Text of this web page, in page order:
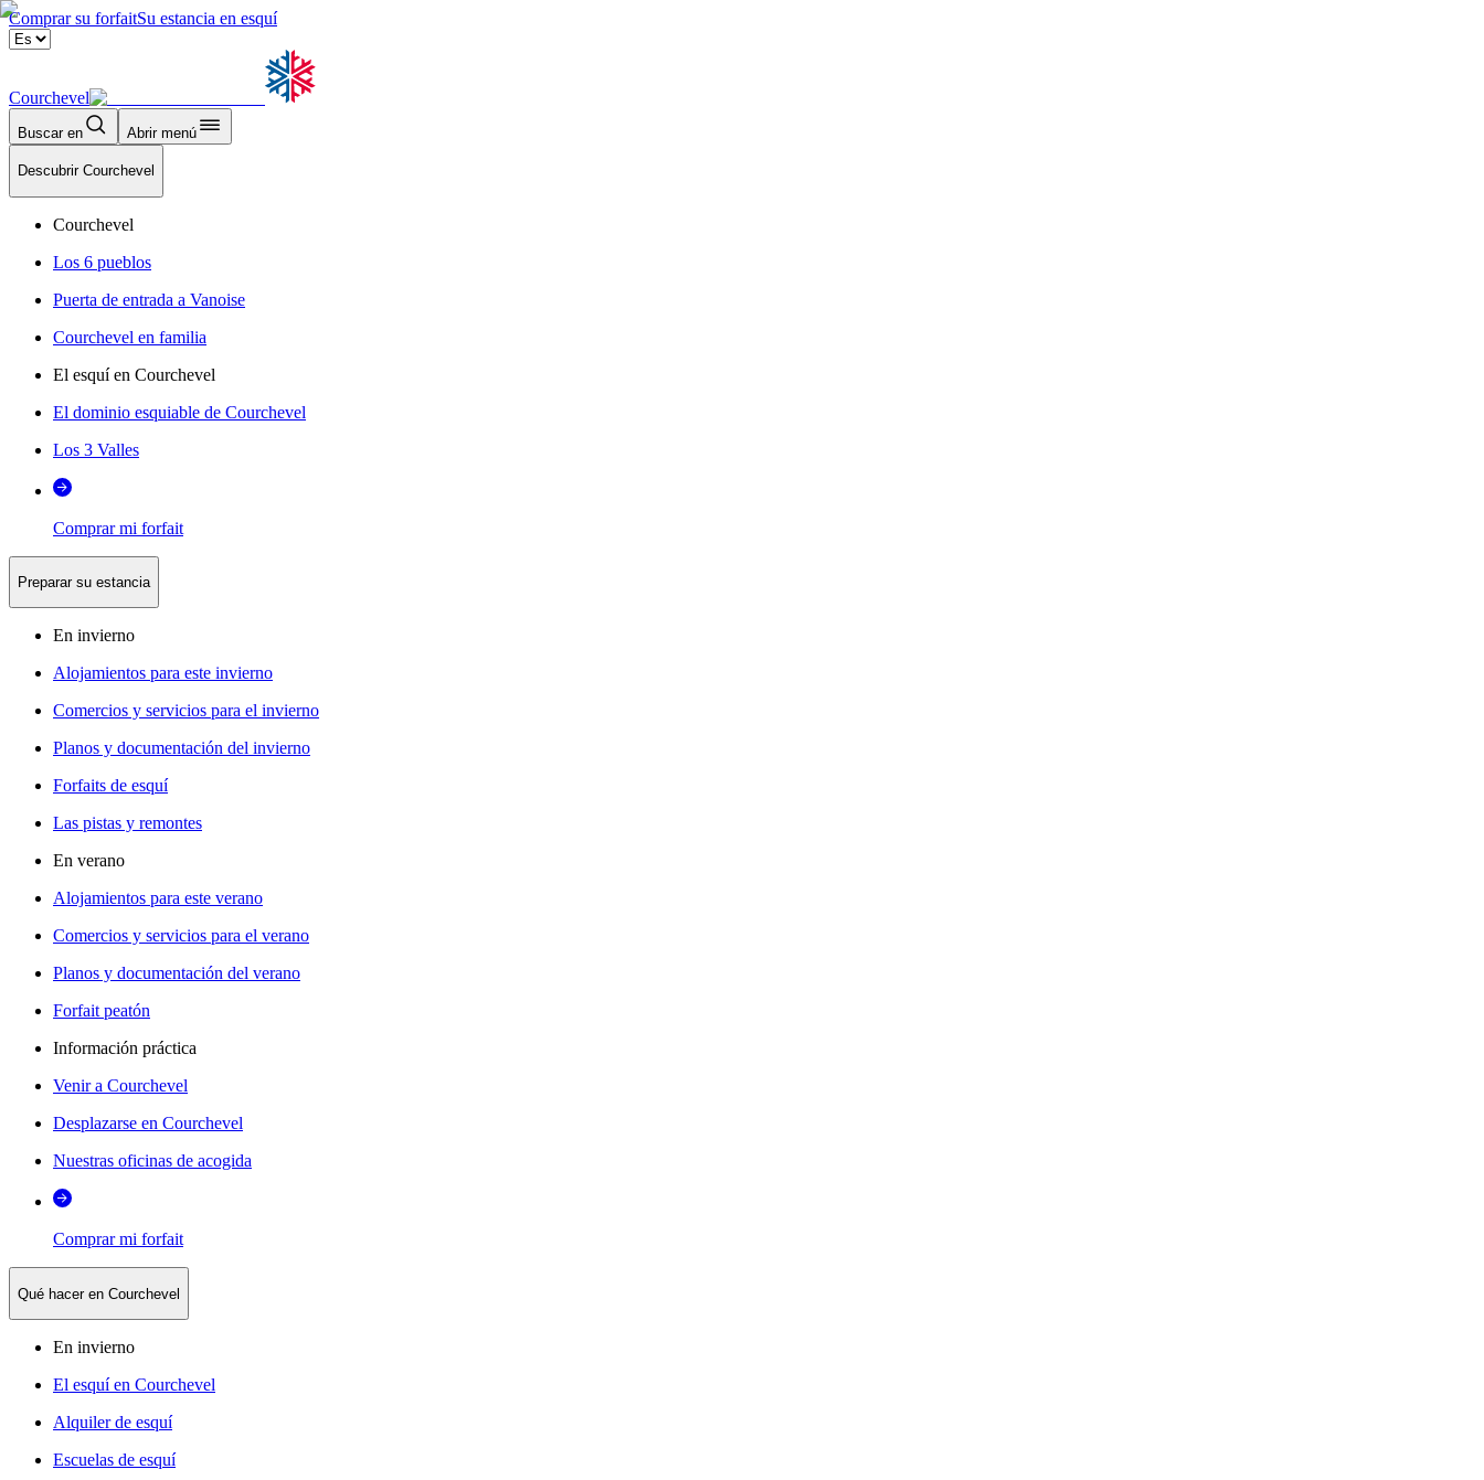
Comprar su forfaitSu estancia en esquí
Courchevel
Buscar en Abrir menú
Descubrir Courchevel
Courchevel
Los 6 pueblos
Puerta de entrada a Vanoise
Courchevel en familia
El esquí en Courchevel
El dominio esquiable de Courchevel
Los 3 Valles
Comprar mi forfait
Preparar su estancia
En invierno
Alojamientos para este invierno
Comercios y servicios para el invierno
Planos y documentación del invierno
Forfaits de esquí
Las pistas y remontes
En verano
Alojamientos para este verano
Comercios y servicios para el verano
Planos y documentación del verano
Forfait peatón
Información práctica
Venir a Courchevel
Desplazarse en Courchevel
Nuestras oficinas de acogida
Comprar mi forfait
Qué hacer en Courchevel
En invierno
El esquí en Courchevel
Alquiler de esquí
Escuelas de esquí